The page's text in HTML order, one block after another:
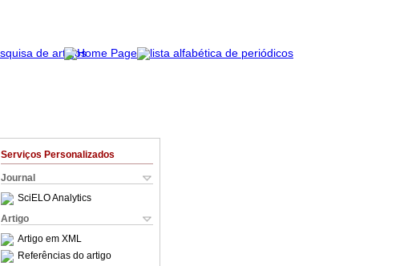
Serviços Personalizados
Journal
SciELO Analytics
Artigo
Artigo em XML
Referências do artigo